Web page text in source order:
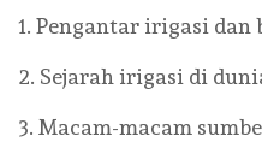
1. Pengantar irigasi dan
2. Sejarah irigasi di
3. Macam-macam